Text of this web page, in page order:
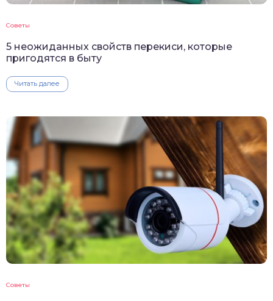
Советы
5 неожиданных свойств перекиси, которые
пригодятся в быту
Читать далее
Советы